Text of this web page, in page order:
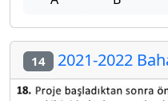
14 2021-2022